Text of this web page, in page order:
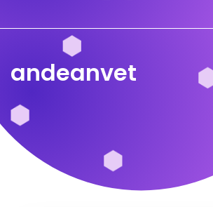
andeanvet